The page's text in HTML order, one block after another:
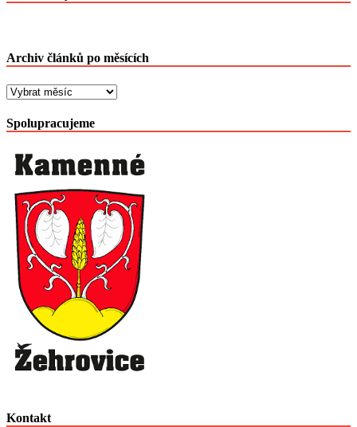
Archiv článků po měsících
Archiv
po
měsících
Spolupracujeme
Kontakt